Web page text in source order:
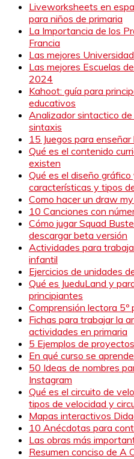
Liveworksheets en
para niños de primaria
La Importancia de los
Francia
Las mejores
Las mejores Escuelas
2024
Kahoot: guía para
educativos
Analizador sintactico
sintaxis
15 Juegos para
Qué es el contenido
existen
Qué es el diseño gráfico
características y tipos
Como hacer un draw
10 Canciones con
Cómo jugar Squad
descargar beta versión
Actividades para
infantil
Ejercicios de unidades
Qué es JueduLand y
principiantes
Comprensión lectora 5º
Fichas para trabajar la
actividades en primaria
5 Ejemplos de
En qué curso se
50 Ideas de nombres
Instagram
Qué es el circuito de
tipos de velocidad y
Mapas interactivos
10 Anécdotas para
Las obras más
Resumen conciso de A